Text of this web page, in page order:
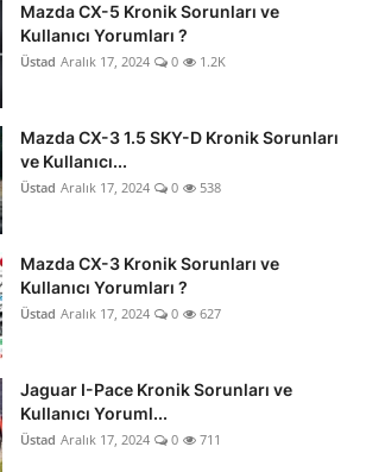
Mazda CX-5 Kronik Sorunları ve
Kullanıcı Yorumları ?
Üstad Aralık 17, 2024 0 1.2K
Mazda CX-3 1.5 SKY-D Kronik Sorunları
ve Kullanıcı...
Üstad Aralık 17, 2024 0 538
Mazda CX-3 Kronik Sorunları ve
Kullanıcı Yorumları ?
Üstad Aralık 17, 2024 0 627
Jaguar I-Pace Kronik Sorunları ve
Kullanıcı Yoruml...
Üstad Aralık 17, 2024 0 711